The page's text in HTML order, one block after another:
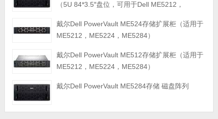
（5U 84*3.5″盘位，可用于Dell ME5212，
戴尔Dell PowerVault ME524存储扩展柜（适用于
ME5212，ME5224，ME5284）
戴尔Dell PowerVault ME512存储扩展柜（适用于
ME5212，ME5224，ME5284）
戴尔Dell PowerVault ME5284存储 磁盘阵列